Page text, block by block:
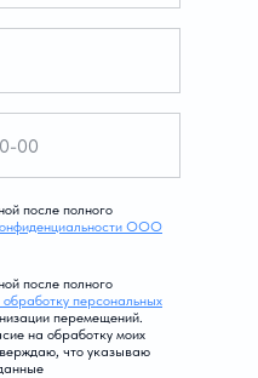
после полного
ООО
после полного
персональных
перемещений.
на обработку моих
что указываю